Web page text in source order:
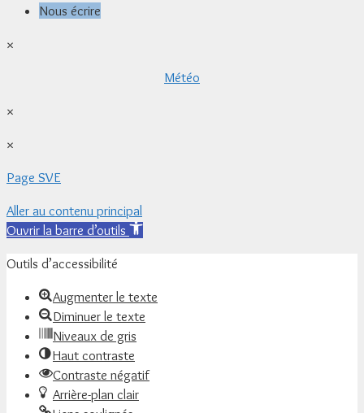
Nous écrire
×
Météo
×
×
Page SVE
Aller au contenu principal
Ouvrir la barre d’outils
Outils d’accessibilité
Augmenter le texte
Diminuer le texte
Niveaux de gris
Haut contraste
Contraste négatif
Arrière-plan clair